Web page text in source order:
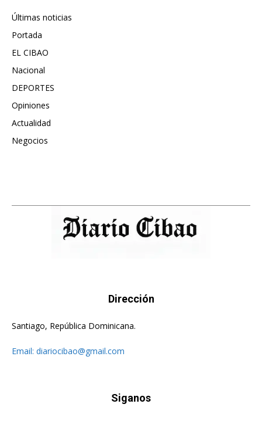
Últimas noticias
Portada
EL CIBAO
Nacional
DEPORTES
Opiniones
Actualidad
Negocios
Dirección
Santiago, República Dominicana.
Email: diariocibao@gmail.com
Siganos